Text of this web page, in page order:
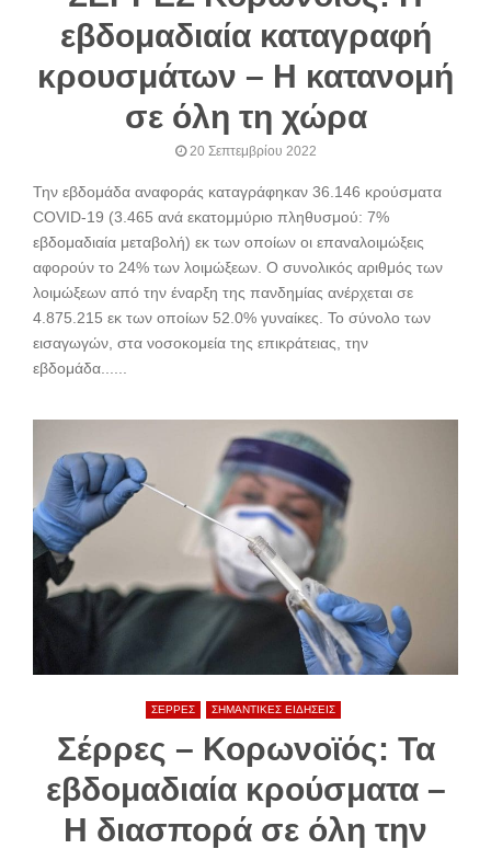
εβδομαδιαία καταγραφή
κρουσμάτων – Η κατανομή
σε όλη τη χώρα
20 Σεπτεμβρίου 2022
Την εβδομάδα αναφοράς καταγράφηκαν 36.146 κρούσματα
COVID-19 (3.465 ανά εκατoμμύριο πληθυσμού: 7%
εβδομαδιαία μεταβολή) εκ των οποίων οι επαναλοιμώξεις
αφορούν το 24% των λοιμώξεων. Ο συνολικός αριθμός των
λοιμώξεων από την έναρξη της πανδημίας ανέρχεται σε
4.875.215 εκ των οποίων 52.0% γυναίκες. Το σύνολο των
εισαγωγών, στα νοσοκομεία της επικράτειας, την
εβδομάδα......
ΣΕΡΡΕΣ ΣΗΜΑΝΤΙΚΕΣ ΕΙΔΗΣΕΙΣ
Σέρρες – Κορωνοϊός: Τα
εβδομαδιαία κρούσματα –
Η διασπορά σε όλη την